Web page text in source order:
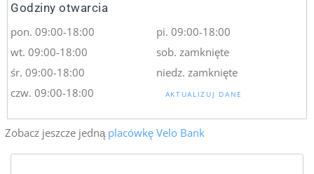
Godziny otwarcia
pon. 09:00-18:00
wt. 09:00-18:00
śr. 09:00-18:00
czw. 09:00-18:00
pi. 09:00-18:00
sob. zamknięte
niedz. zamknięte
AKTUALIZUJ DANE
Zobacz jeszcze jednąplacówkę Velo Bank